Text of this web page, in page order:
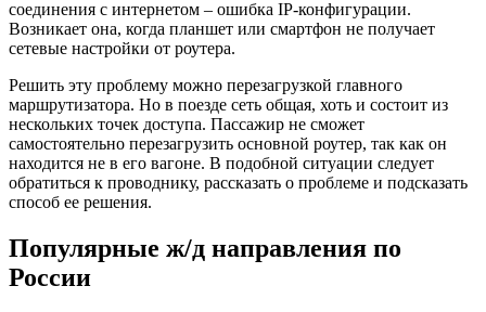
соединения с интернетом – ошибка IP-конфигурации.
Возникает она, когда планшет или смартфон не получает
сетевые настройки от роутера.
Решить эту проблему можно перезагрузкой главного
маршрутизатора. Но в поезде сеть общая, хоть и состоит из
нескольких точек доступа. Пассажир не сможет
самостоятельно перезагрузить основной роутер, так как он
находится не в его вагоне. В подобной ситуации следует
обратиться к проводнику, рассказать о проблеме и подсказать
способ ее решения.
Популярные ж/д направления по
России